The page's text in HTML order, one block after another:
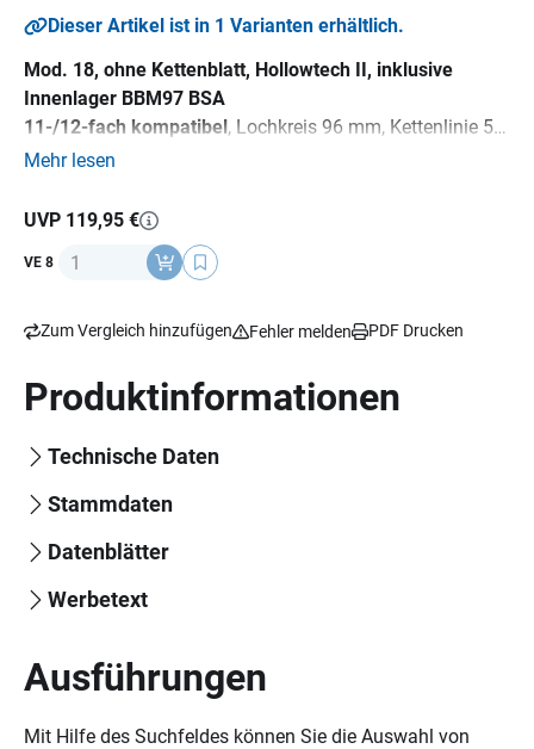
Dieser Artikel ist in 1 Varianten erhältlich.
Mod. 18, ohne Kettenblatt, Hollowtech II, inklusive
Innenlager BBM97 BSA
11-/12-fach kompatibel, Lochkreis 96 mm, Kettenlinie 53
mm, geschmiedete Kurbeln aus Aluminium, ca. 940 g
Mehr lesen
UVP 119,95 €
VE 8 Anzahl
Zum Vergleich hinzufügen Fehler melden PDF Drucken
Produktinformationen
Technische Daten
Stammdaten
Datenblätter
Werbetext
Ausführungen
Mit Hilfe des Suchfeldes können Sie die Auswahl von